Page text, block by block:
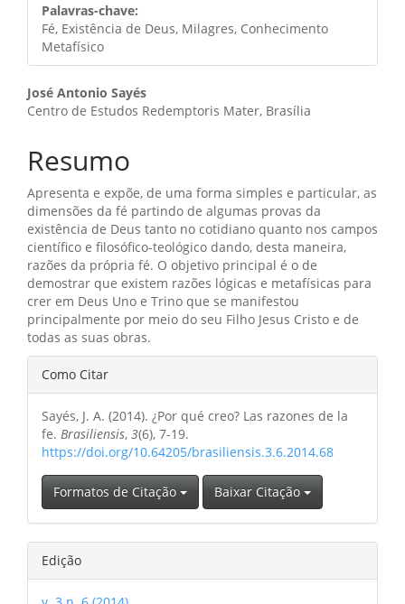
Palavras-chave:
Fé, Existência de Deus, Milagres, Conhecimento
Metafísico
Conteúdo
do
artigo
principal
José Antonio Sayés
Centro de Estudos Redemptoris Mater, Brasília
Resumo
Apresenta e expõe, de uma forma simples e particular, as
dimensões da fé partindo de algumas provas da
existência de Deus tanto no cotidiano quanto nos campos
científico e filosófico-teológico dando, desta maneira,
razões da própria fé. O objetivo principal é o de
demostrar que existem razões lógicas e metafísicas para
crer em Deus Uno e Trino que se manifestou
principalmente por meio do seu Filho Jesus Cristo e de
todas as suas obras.
Detalhes
do
artigo
Como Citar
Sayés, J. A. (2014). ¿Por qué creo? Las razones de la
fe. Brasiliensis, 3(6), 7-19.
https://doi.org/10.64205/brasiliensis.3.6.2014.68
Formatos de Citação Baixar Citação
Edição